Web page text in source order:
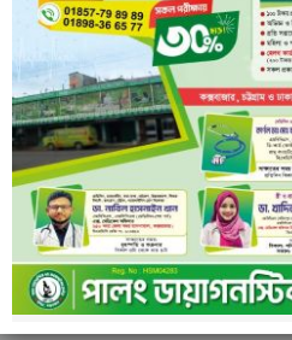
নীল ঢেউয়ের জোয়ারে গোল
করে ইতিহাস কুরাসাওয়ের
আগের পরবর্তী
ফেসবুক-এ